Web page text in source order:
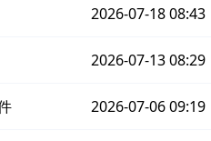
2026-07-18 08:43
2026-07-13 08:29
2026-07-06 09:19